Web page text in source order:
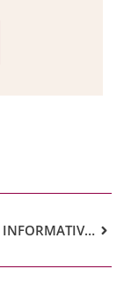
CIRCULAR INFORMATIVA JUNIO 2019 II